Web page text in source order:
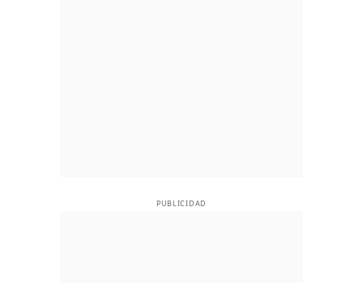
PUBLICIDAD